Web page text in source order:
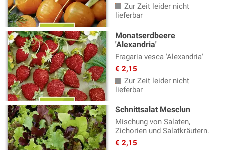
Zur Zeit leider nicht
lieferbar
Monatserdbeere
'Alexandria'
Fragaria vesca 'Alexandria'
€ 2,15
Zur Zeit leider nicht
lieferbar
Schnittsalat Mesclun
Mischung von Salaten,
Zichorien und Salatkräutern.
€ 2,15